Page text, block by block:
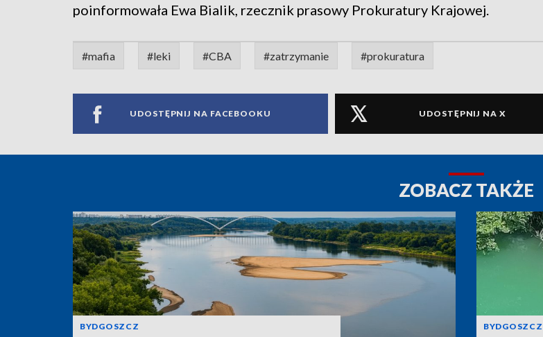
poinformowała Ewa Bialik, rzecznik prasowy Prokuratury Krajowej.
#mafia #leki #CBA #zatrzymanie #prokuratura
UDOSTĘPNIJ NA FACEBOOKU UDOSTĘPNIJ NA X
ZOBACZ TAKŻE
BYDGOSZCZ BYDGOSZCZ